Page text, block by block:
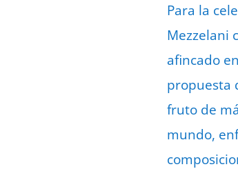
Para la
Mezzelani
afincado
propuesta
fruto de
mundo,